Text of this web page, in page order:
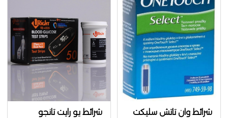
شرائط وان تاتش سليكت
شرائط يو رايت تانجو